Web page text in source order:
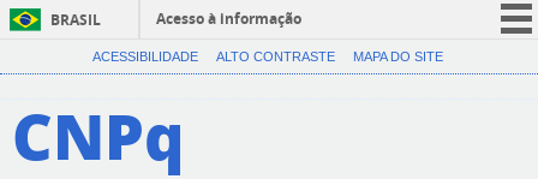
BRASIL
Acesso à informação
CORONAVÍRUS (COVID-19)
ACESSIBILIDADE ALTO CONTRASTE MAPA DO SITE
CNPq